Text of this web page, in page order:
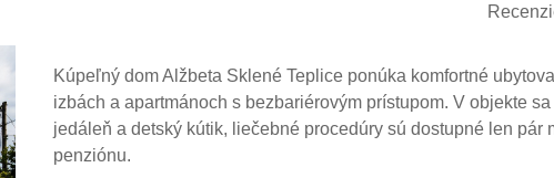
Kúpeľný dom Alžbeta Sklené Teplice ponúka komfortné
izbách a apartmánoch s bezbariérovým prístupom. V objekte
jedáleň a detský kútik, liečebné procedúry sú dostupné len pár
penziónu.